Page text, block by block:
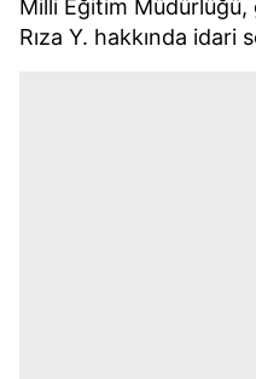
Milli Eğitim Müdürlüğü,
Rıza Y. hakkında idari